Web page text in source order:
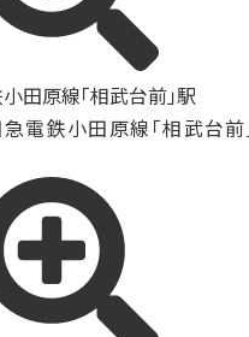
電鉄小田原線「相武台